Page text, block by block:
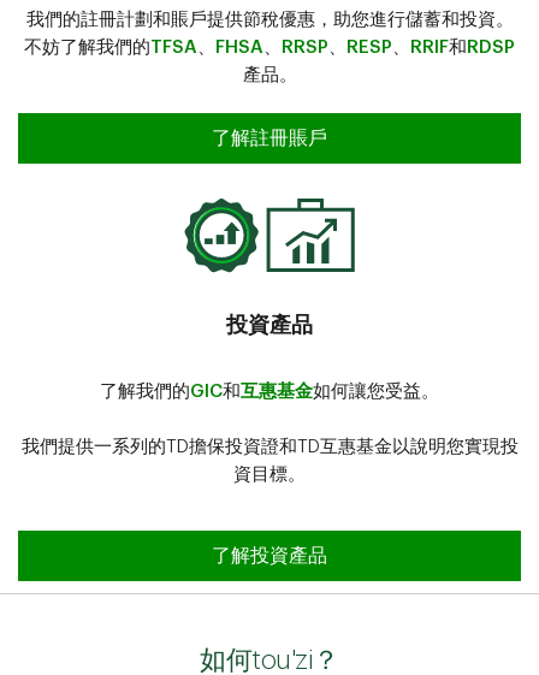
我們的註冊計劃和賬戶提供節稅優惠，助您進行儲蓄和投資。
不妨了解我們的TFSA 、 FHSA 、 RRSP 、 RESP 、 RRIF和 RDSP
產品。
了解註冊賬戶
投資產品
了解我們的GIC和互惠基金如何讓您受益。
我們提供一系列的TD擔保投資證和TD互惠基金以說明您實現投
資目標。
了解投資產品
如何tou'zi？